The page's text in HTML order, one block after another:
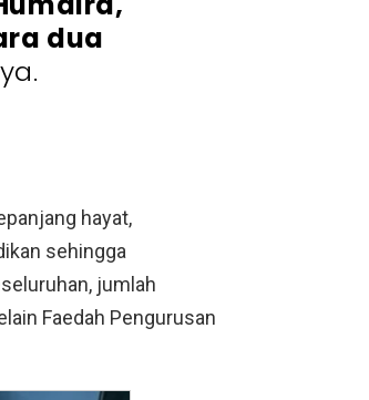
dua
hayat,
sehingga
jumlah
Faedah Pengurusan